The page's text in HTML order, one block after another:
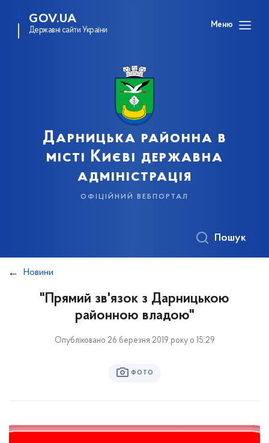
GOV.UA
Державні сайти України
Меню
Дарницька районна в
місті Києві державна
адміністрація
офіційний вебпортал
Пошук
Новини
"Прямий зв'язок з Дарницькою
районною владою"
Опубліковано 26 березня 2019 року о 15:29
ФОТО